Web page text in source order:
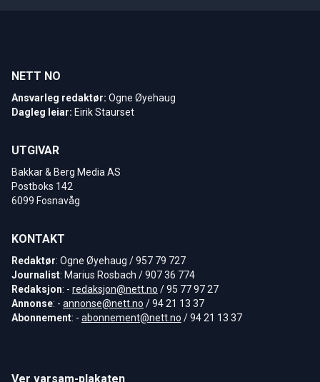
NETT NO
Ansvarleg redaktør: Ogne Øyehaug
Dagleg leiar: Eirik Staurset
UTGIVAR
Bakkar & Berg Media AS
Postboks 142
6099 Fosnavåg
KONTAKT
Redaktør: Ogne Øyehaug / 957 79 727
Journalist: Marius Rosbach / 907 36 774
Redaksjon: - redaksjon@nett.no / 95 77 97 27
Annonse: - annonse@nett.no / 94 21 13 37
Abonnement: - abonnement@nett.no / 94 21 13 37
Ver varsam-plakaten